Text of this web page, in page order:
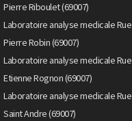
Pierre Riboulet (69007)
Laboratoire analyse medicale Rue
Pierre Robin (69007)
Laboratoire analyse medicale Rue
Etienne Rognon (69007)
Laboratoire analyse medicale Rue
Saint Andre (69007)